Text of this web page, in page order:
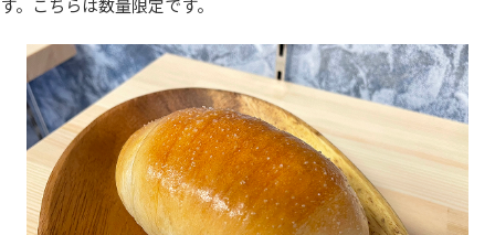
す。こちらは数量限定です。